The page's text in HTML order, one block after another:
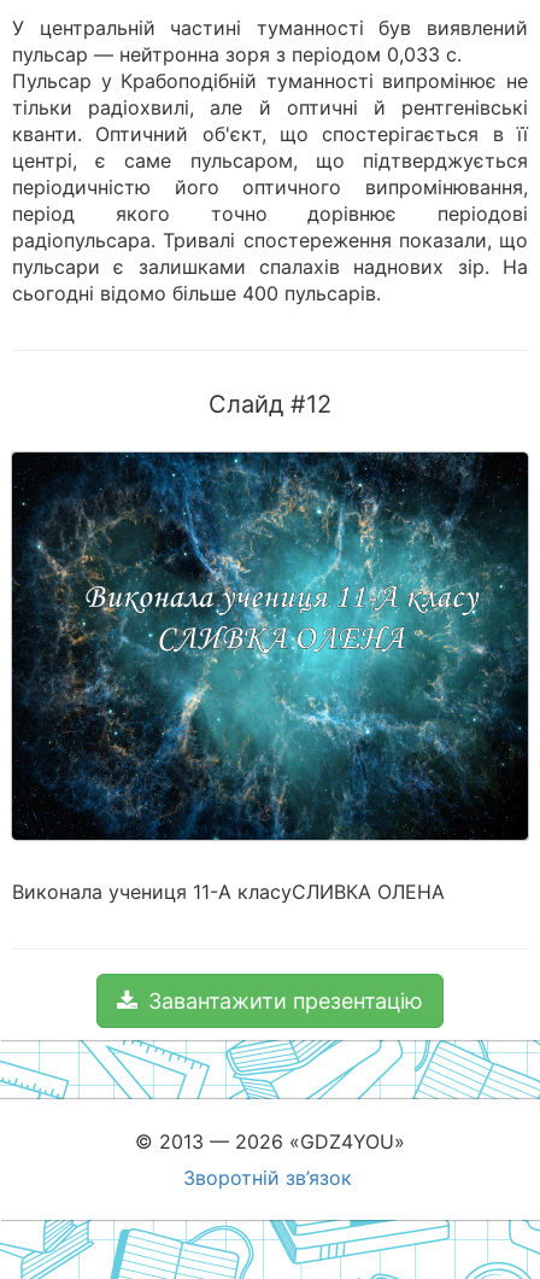
У центральній частині туманності був виявлений
пульсар — нейтронна зоря з періодом 0,033 с.
Пульсар у Крабоподібній туманності випромінює не
тільки радіохвилі, але й оптичні й рентгенівські
кванти. Оптичний об'єкт, що спостерігається в її
центрі, є саме пульсаром, що підтверджується
періодичністю його оптичного випромінювання,
період якого точно дорівнює періодові
радіопульсара. Тривалі спостереження показали, що
пульсари є залишками спалахів наднових зір. На
сьогодні відомо більше 400 пульсарів.
Слайд #12
Виконала учениця 11-А класуСЛИВКА ОЛЕНА
Завантажити презентацію
© 2013 — 2026 «GDZ4YOU»
Зворотній зв’язок